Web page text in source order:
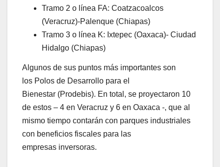
Tramo 2 o línea FA: Coatzacoalcos
(Veracruz)-Palenque (Chiapas)
Tramo 3 o línea K: Ixtepec (Oaxaca)- Ciudad
Hidalgo (Chiapas)
Algunos de sus puntos más importantes son
los Polos de Desarrollo para el
Bienestar (Prodebis). En total, se proyectaron 10
de estos – 4 en Veracruz y 6 en Oaxaca -, que al
mismo tiempo contarán con parques industriales
con beneficios fiscales para las
empresas inversoras.